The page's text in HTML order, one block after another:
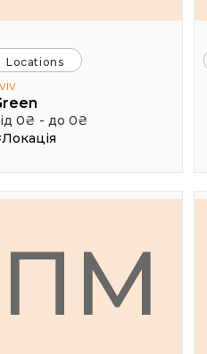
Locations
0₴ - до 0₴
ПМ